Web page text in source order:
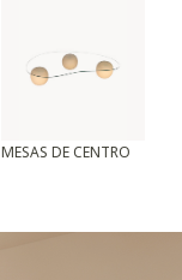
MESAS DE CENTRO